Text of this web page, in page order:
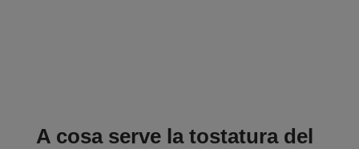
A cosa serve la tostatura del